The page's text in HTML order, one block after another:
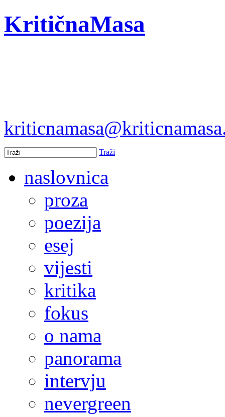
KritičnaMasa
Traži
naslovnica
proza
poezija
esej
vijesti
kritika
fokus
o nama
panorama
intervju
nevergreen